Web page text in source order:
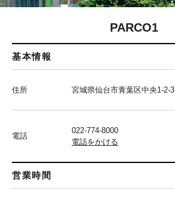
PARCO1
基本情報
住所 宮城県仙台市青葉区中央1-2-3
電話
022-774-8000
電話をかける
営業時間